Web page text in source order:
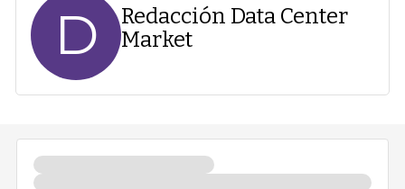
D
Redacción Data Center
Market